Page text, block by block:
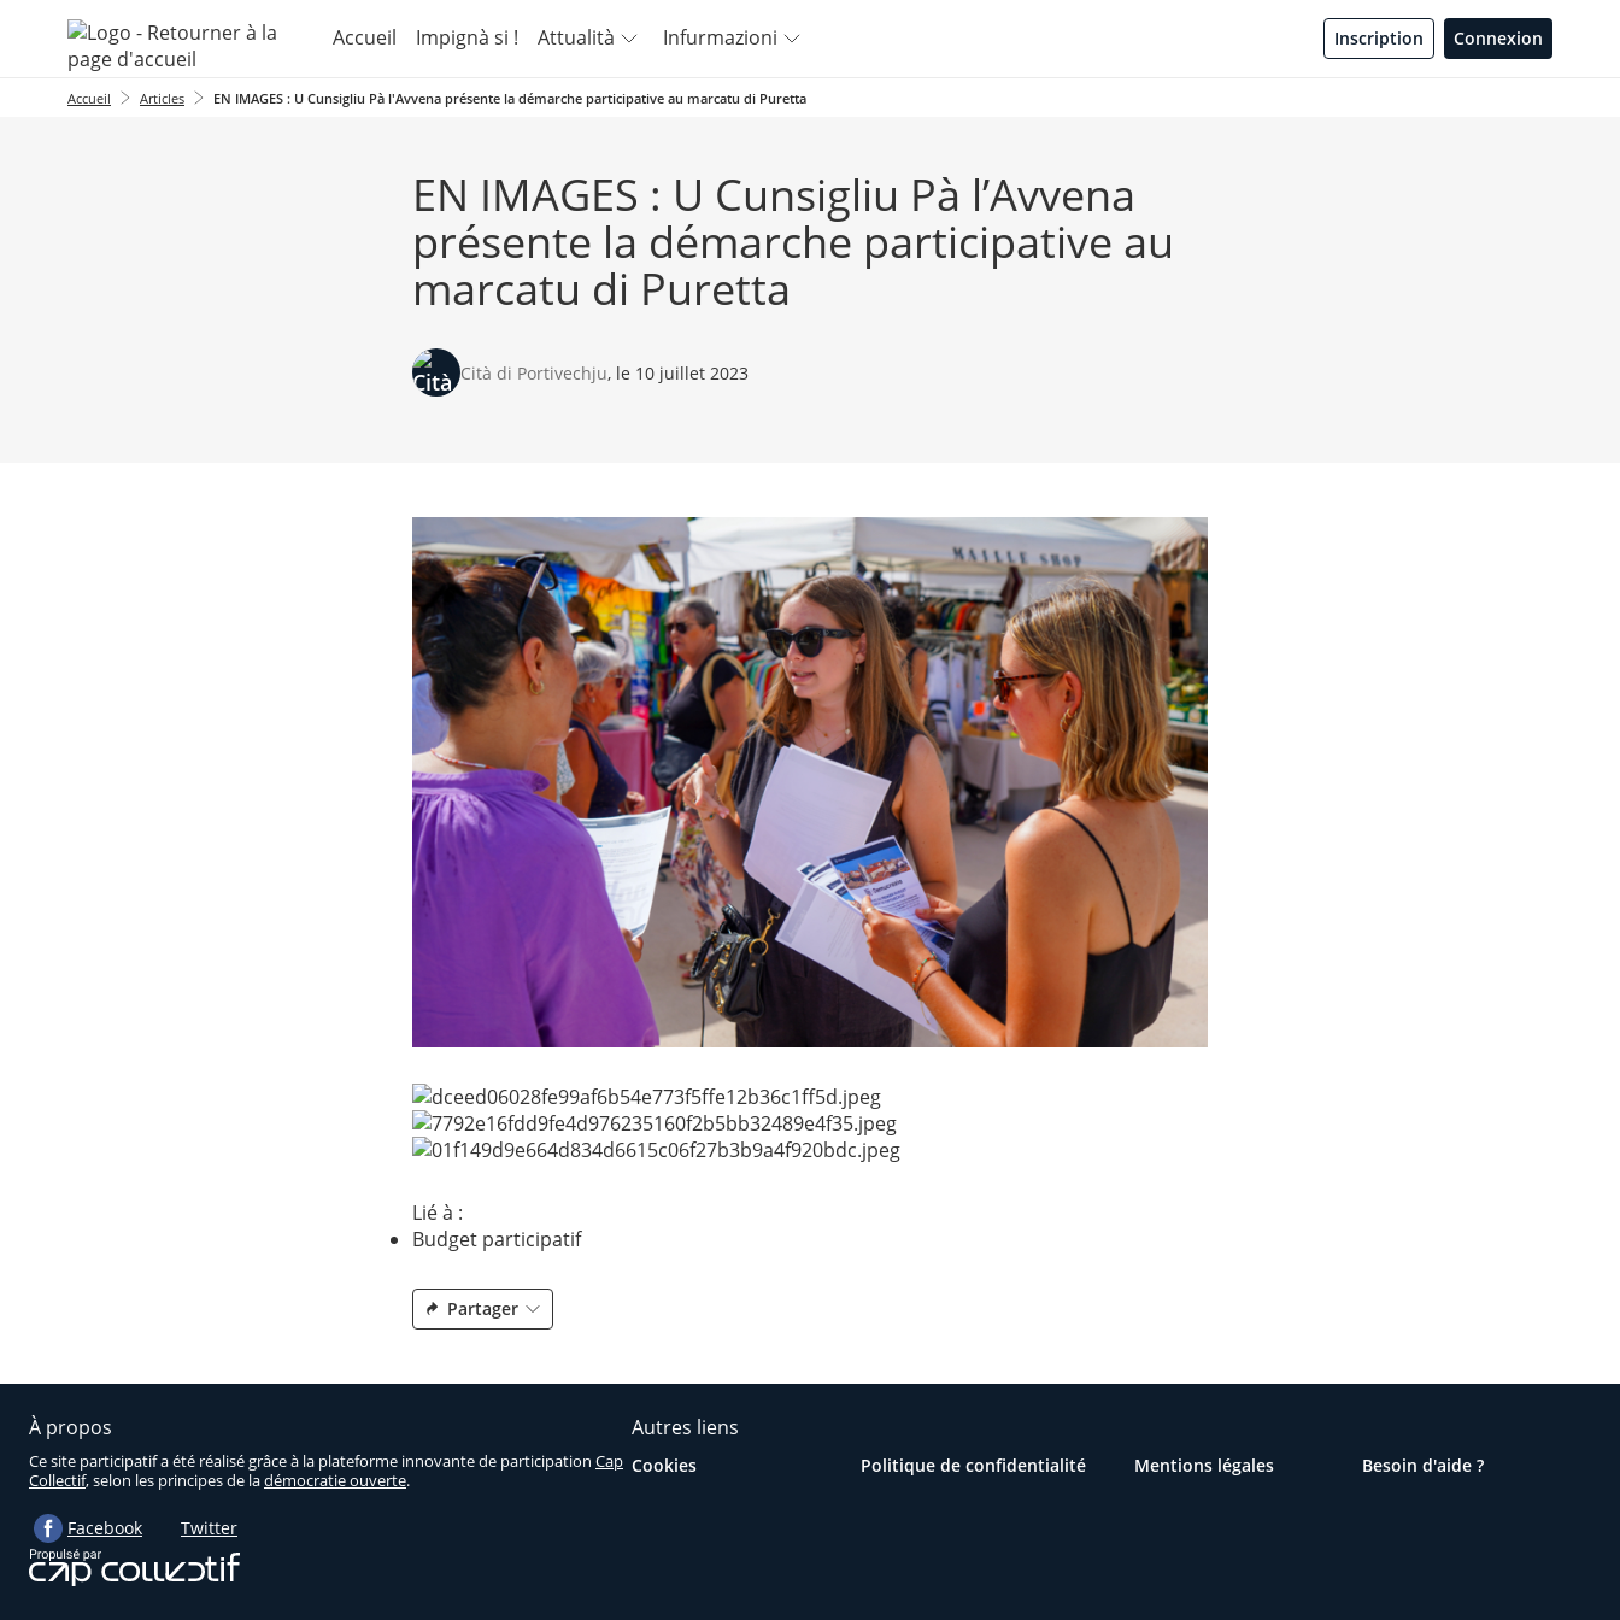
Aller au menu Aller au contenu
Accueil Impignà si ! Attualità Infurmazioni Inscription Connexion
Accueil Articles EN IMAGES : U Cunsigliu Pà l'Avvena présente la démarche participative au marcatu di Puretta
EN IMAGES : U Cunsigliu Pà l’Avvena
présente la démarche participative au
marcatu di Puretta
Cità di Portivechju, le 10 juillet 2023
Lié à :
Budget participatif
Partager
À propos
Ce site participatif a été réalisé grâce à la plateforme innovante de participation Cap
Collectif, selon les principes de ladémocratie ouverte.
Facebook Twitter
Autres liens
Cookies Politique de confidentialité Mentions légales Besoin d'aide ?